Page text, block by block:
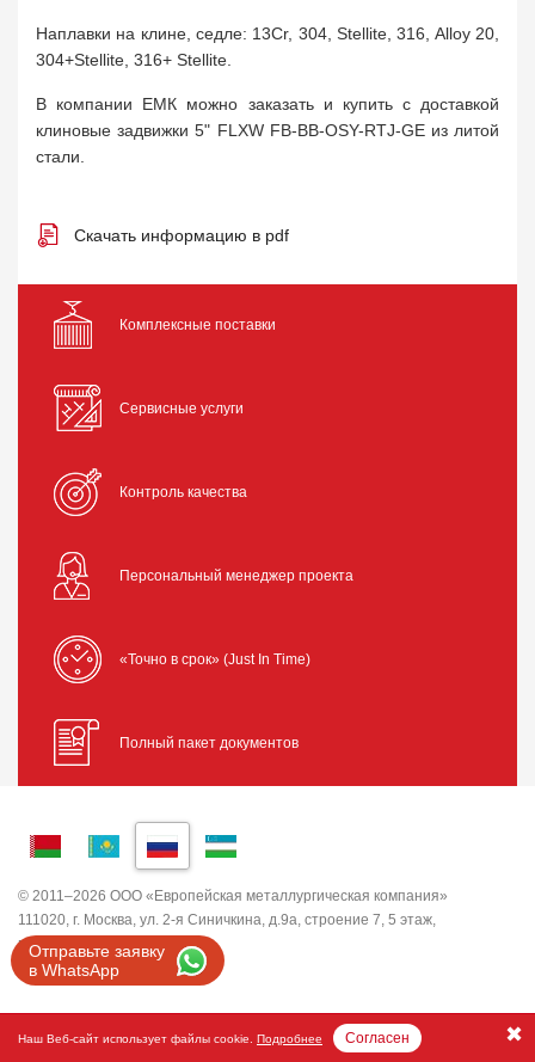
Отправьте заявку
в WhatsApp
Наплавки на клине, седле: 13Cr, 304, Stellite, 316, Alloy 20,
304+Stellite, 316+ Stellite.
В компании ЕМК можно заказать и купить с доставкой
клиновые задвижки 5" FLXW FB-BB-OSY-RTJ-GE из литой
стали.
Скачать информацию в pdf
Комплексные поставки
Сервисные услуги
Контроль качества
Персональный менеджер проекта
«Точно в срок» (Just In Time)
Полный пакет документов
© 2011–2026 ООО «Европейская металлургическая компания»
111020, г. Москва, ул. 2-я Синичкина, д.9а, строение 7, 5 этаж,
помещение I, комната 5
ИНН 7743820503 ООО "ЕМК"
Наш Веб-сайт использует файлы cookie. Подробнее Согласен